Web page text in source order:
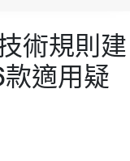
術規則建
適用疑